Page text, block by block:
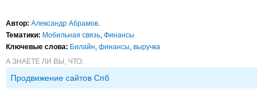
Автор: Александр Абрамов.
Тематики: Мобильная связь, Финансы
Ключевые слова: Билайн, финансы, выручка
А ЗНАЕТЕ ЛИ ВЫ, ЧТО:
Продвижение сайтов Спб